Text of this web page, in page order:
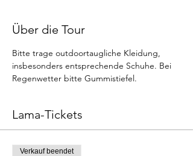
Über die Tour
Bitte trage outdoortaugliche Kleidung,
insbesonders entsprechende Schuhe. Bei
Regenwetter bitte Gummistiefel.
Lama-Tickets
Verkauf beendet